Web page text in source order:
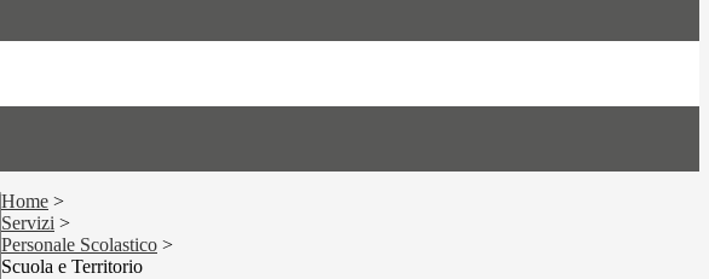
Home >
Servizi >
Personale Scolastico >
Scuola e Territorio